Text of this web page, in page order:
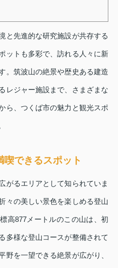
と先進的な研究施設が共存する
ットも多彩で、訪れる人々に新
。筑波山の絶景や歴史ある建造
レジャー施設まで、さまざまな
ら、つくば市の魅力と観光スポ
できるスポット
がるエリアとして知られていま
々の美しい景色を楽しめる登山
高877メートルのこの山は、初
多様な登山コースが整備されて
野を一望できる絶景が広がり、